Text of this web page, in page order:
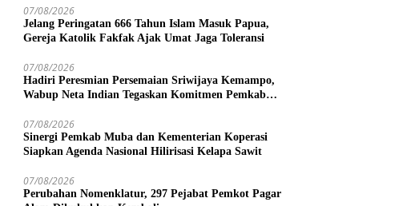
07/08/2026
Jelang Peringatan 666 Tahun Islam Masuk Papua,
Gereja Katolik Fakfak Ajak Umat Jaga Toleransi
07/08/2026
Hadiri Peresmian Persemaian Sriwijaya Kemampo,
Wabup Neta Indian Tegaskan Komitmen Pemkab
07/08/2026
Sinergi Pemkab Muba dan Kementerian Koperasi
Siapkan Agenda Nasional Hilirisasi Kelapa Sawit
07/08/2026
Perubahan Nomenklatur, 297 Pejabat Pemkot Pagar